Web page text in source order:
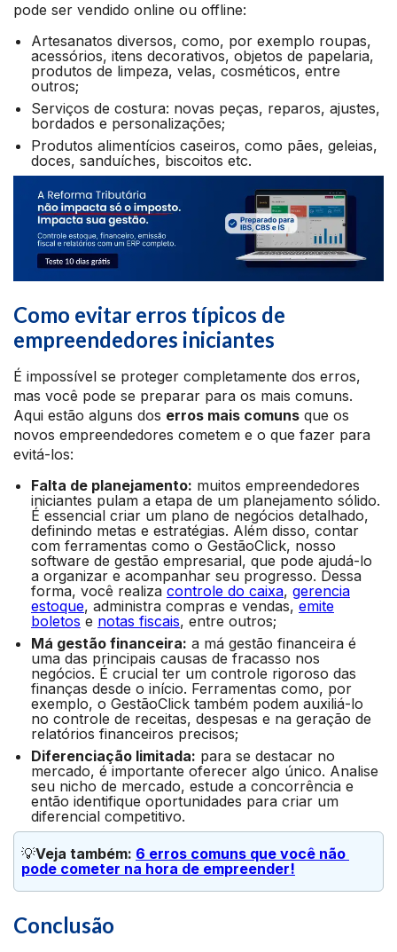
pode ser vendido online ou offline:
Artesanatos diversos, como, por exemplo roupas,
acessórios, itens decorativos, objetos de papelaria,
produtos de limpeza, velas, cosméticos, entre
outros;
Serviços de costura: novas peças, reparos, ajustes,
bordados e personalizações;
Produtos alimentícios caseiros, como pães, geleias,
doces, sanduíches, biscoitos etc.
Como evitar erros típicos de
empreendedores iniciantes
É impossível se proteger completamente dos erros,
mas você pode se preparar para os mais comuns.
Aqui estão alguns dos erros mais comuns que os
novos empreendedores cometem e o que fazer para
evitá-los:
Falta de planejamento: muitos empreendedores
iniciantes pulam a etapa de um planejamento sólido.
É essencial criar um plano de negócios detalhado,
definindo metas e estratégias. Além disso, contar
com ferramentas como o GestãoClick, nosso
software de gestão empresarial, que pode ajudá-lo
a organizar e acompanhar seu progresso. Dessa
forma, você realiza controle do caixa, gerencia
estoque, administra compras e vendas, emite
boletos e notas fiscais, entre outros;
Má gestão financeira: a má gestão financeira é
uma das principais causas de fracasso nos
negócios. É crucial ter um controle rigoroso das
finanças desde o início. Ferramentas como, por
exemplo, o GestãoClick também podem auxiliá-lo
no controle de receitas, despesas e na geração de
relatórios financeiros precisos;
Diferenciação limitada: para se destacar no
mercado, é importante oferecer algo único. Analise
seu nicho de mercado, estude a concorrência e
então identifique oportunidades para criar um
diferencial competitivo.
💡Veja também: 6 erros comuns que você não
pode cometer na hora de empreender!
Conclusão